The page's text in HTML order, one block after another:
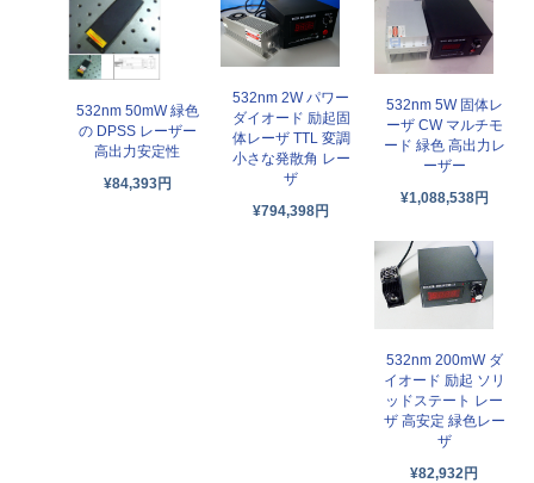
532nm 50mW 緑色
の DPSS レーザー
高出力安定性
¥84,393円
532nm 2W パワー
ダイオード 励起固
体レーザ TTL 変調
小さな発散角 レー
ザ
¥794,398円
532nm 5W 固体レ
ーザ CW マルチモ
ード 緑色 高出力レ
ーザー
¥1,088,538円
532nm 200mW ダ
イオード 励起 ソリ
ッドステート レー
ザ 高安定 緑色レー
ザ
¥82,932円